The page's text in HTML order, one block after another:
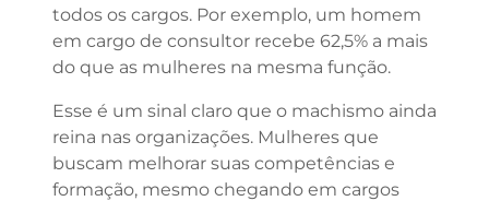
todos os cargos. Por exemplo, um homem
em cargo de consultor recebe 62,5% a mais
do que as mulheres na mesma função.
Esse é um sinal claro que o machismo ainda
reina nas organizações. Mulheres que
buscam melhorar suas competências e
formação, mesmo chegando em cargos